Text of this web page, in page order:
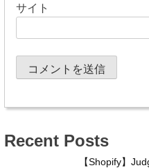
サイト
Recent Posts
【Shopify】